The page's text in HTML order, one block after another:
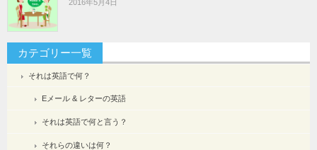
2016年5月4日
カテゴリー一覧
それは英語で何？
Eメール & レターの英語
それは英語で何と言う？
それらの違いは何？